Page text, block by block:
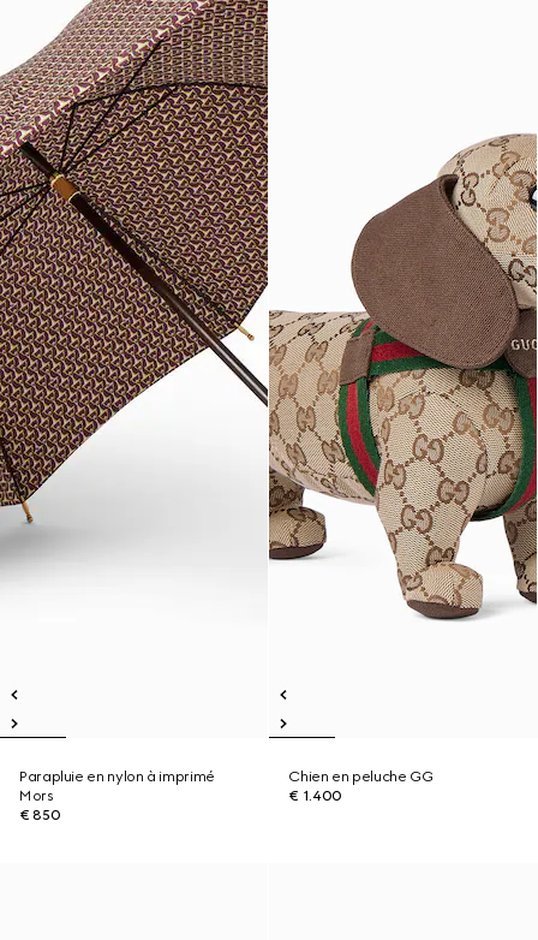
Parapluie en nylon à imprimé
Mors
€ 850
Chien en peluche GG
€ 1.400